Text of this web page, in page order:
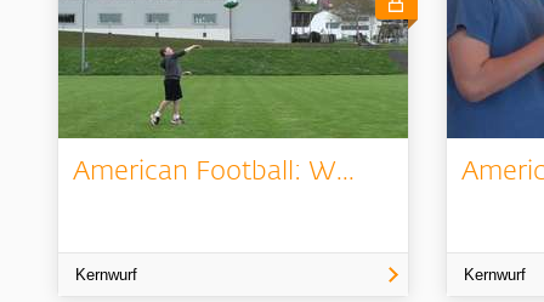
American Football: W...
Kernwurf Kernwurf